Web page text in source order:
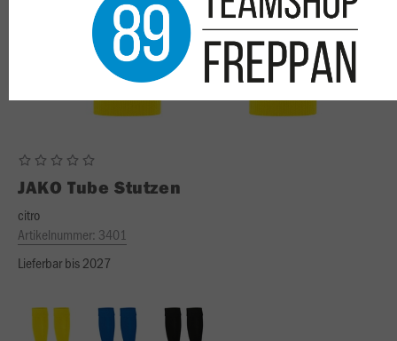
JAKO Tube Stutzen
citro
Artikelnummer: 3401
Lieferbar bis 2027
mehr Infos
Datenschutz
Impressum